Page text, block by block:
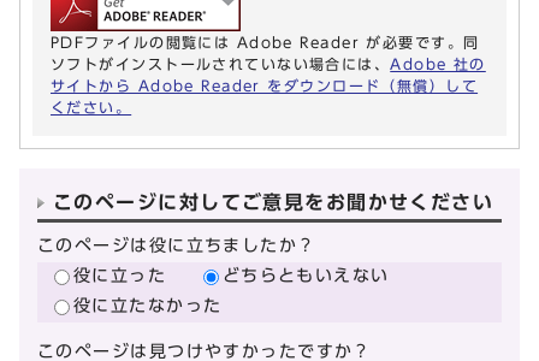
PDFファイルの閲覧には Adobe Reader が必要です。同
ソフトがインストールされていない場合には、 Adobe 社の
サイトから Adobe Reader をダウンロード（無償）して
ください。
このページに対してご意見をお聞かせください
このページは役に立ちましたか？
役に立った
どちらともいえない
役に立たなかった
このページは見つけやすかったですか？